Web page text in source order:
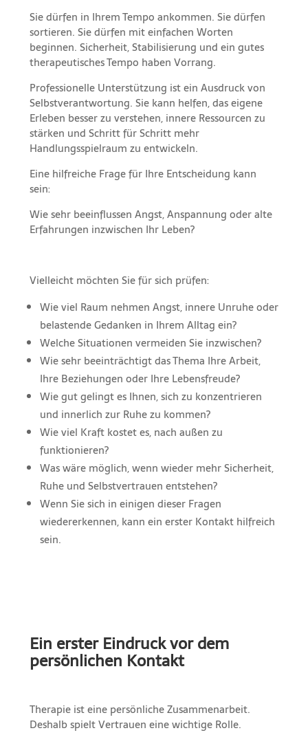
Sie dürfen in Ihrem Tempo ankommen. Sie dürfen
sortieren. Sie dürfen mit einfachen Worten
beginnen. Sicherheit, Stabilisierung und ein gutes
therapeutisches Tempo haben Vorrang.
Professionelle Unterstützung ist ein Ausdruck von
Selbstverantwortung. Sie kann helfen, das eigene
Erleben besser zu verstehen, innere Ressourcen zu
stärken und Schritt für Schritt mehr
Handlungsspielraum zu entwickeln.
Eine hilfreiche Frage für Ihre Entscheidung kann
sein:
Wie sehr beeinflussen Angst, Anspannung oder alte
Erfahrungen inzwischen Ihr Leben?
Vielleicht möchten Sie für sich prüfen:
Wie viel Raum nehmen Angst, innere Unruhe oder
belastende Gedanken in Ihrem Alltag ein?
Welche Situationen vermeiden Sie inzwischen?
Wie sehr beeinträchtigt das Thema Ihre Arbeit,
Ihre Beziehungen oder Ihre Lebensfreude?
Wie gut gelingt es Ihnen, sich zu konzentrieren
und innerlich zur Ruhe zu kommen?
Wie viel Kraft kostet es, nach außen zu
funktionieren?
Was wäre möglich, wenn wieder mehr Sicherheit,
Ruhe und Selbstvertrauen entstehen?
Wenn Sie sich in einigen dieser Fragen
wiedererkennen, kann ein erster Kontakt hilfreich
sein.
Ein erster Eindruck vor dem
persönlichen Kontakt
Therapie ist eine persönliche Zusammenarbeit.
Deshalb spielt Vertrauen eine wichtige Rolle.